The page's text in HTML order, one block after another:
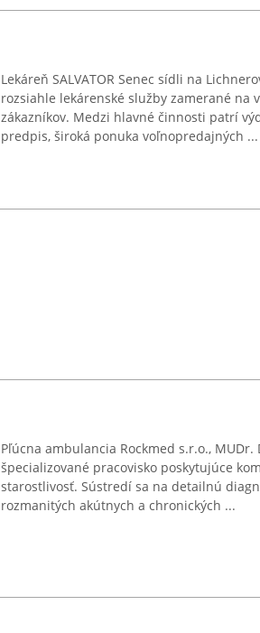
Lekáreň SALVATOR Senec sídli na
rozsiahle lekárenské služby zamerané na
zákazníkov. Medzi hlavné činnosti patrí
predpis, široká ponuka voľnopredajných ...
Pľúcna ambulancia Rockmed s.r.o.,
špecializované pracovisko poskytujúce
starostlivosť. Sústredí sa na detailnú
rozmanitých akútnych a chronických ...